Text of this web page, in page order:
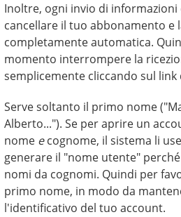
Inoltre, ogni invio di
cancellare il tuo abbonamento e
completamente automatica.
momento interrompere la
semplicemente cliccando sul link
Serve soltanto il primo nome
Alberto..."). Se per aprire un
nome ecognome, il sistema li
generare il "nome utente"
nomi da cognomi. Quindi per
primo nome, in modo da
l'identificativo del tuo account.